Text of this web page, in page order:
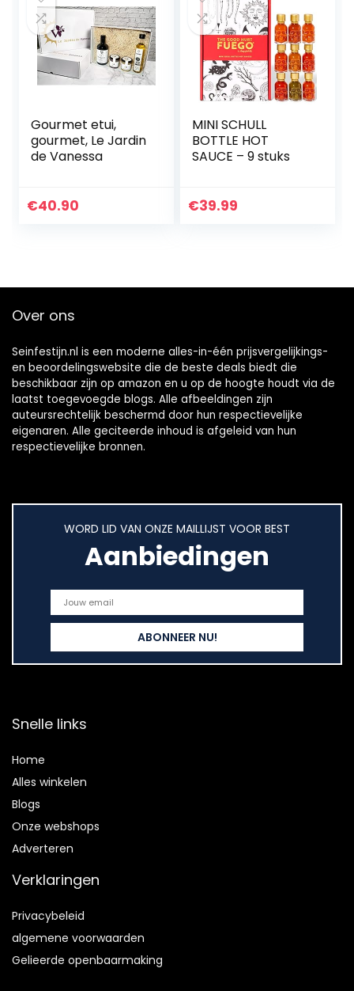
Gourmet etui,
gourmet, Le Jardin
de Vanessa
€40.90
MINI SCHULL
BOTTLE HOT
SAUCE – 9 stuks
€39.99
Over ons
Seinfestijn.nl is een moderne alles-in-één prijsvergelijkings-
en beoordelingswebsite die de beste deals biedt die
beschikbaar zijn op amazon en u op de hoogte houdt via de
laatst toegevoegde blogs. Alle afbeeldingen zijn
auteursrechtelijk beschermd door hun respectievelijke
eigenaren. Alle geciteerde inhoud is afgeleid van hun
respectievelijke bronnen.
WORD LID VAN ONZE MAILLIJST VOOR BEST
Aanbiedingen
Snelle links
Home
Alles winkelen
Blogs
Onze webshops
Adverteren
Verklaringen
Privacybeleid
algemene voorwaarden
Gelieerde openbaarmaking